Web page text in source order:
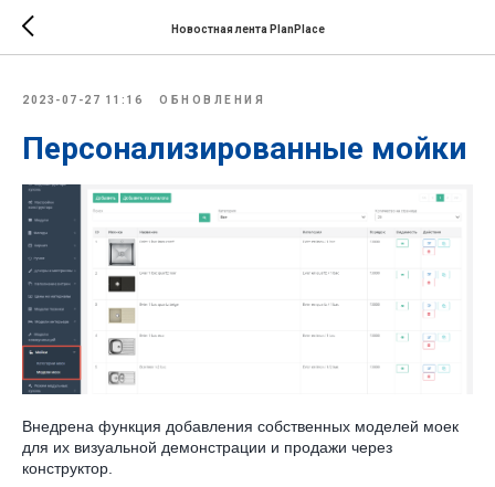
Новостная лента PlanPlace
2023-07-27 11:16 ОБНОВЛЕНИЯ
Персонализированные мойки
Внедрена функция добавления собственных моделей моек
для их визуальной демонстрации и продажи через
конструктор.